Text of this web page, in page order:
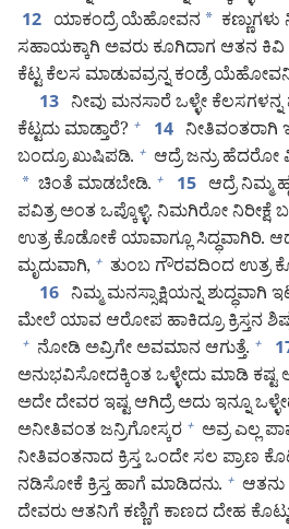
12 ಯಾಕಂದ್ರೆ ಯೆಹೋವನ *
ಸಹಾಯಕ್ಕಾಗಿ ಅವರು ಕೂಗಿದಾಗ ಆತನ ಕಿವಿ
ಕೆಟ್ಟ ಕೆಲಸ ಮಾಡುವವ್ರನ್ನ ಕಂಡ್ರೆ
13 ನೀವು ಮನಸಾರೆ ಒಳ್ಳೇ
ಕೆಟ್ಟದು ಮಾಡ್ತಾರೆ? + 14 ನೀತಿವಂತರಾಗಿ
ಬಂದ್ರೂ ಖುಷಿಪಡಿ. + ಆದ್ರೆ ಜನ್ರು ಹೆದರೋ
* ಚಿಂತೆ ಮಾಡಬೇಡಿ. + 15 ಆದ್ರೆ ನಿಮ್ಮ
ಪವಿತ್ರ ಅಂತ ಒಪ್ಕೊಳ್ಳಿ. ನಿಮಗಿರೋ ನಿರೀಕ್ಷೆ
ಉತ್ರ ಕೊಡೋಕೆ ಯಾವಾಗ್ಲೂ ಸಿದ್ಧವಾಗಿರಿ.
ಮೃದುವಾಗಿ, + ತುಂಬ ಗೌರವದಿಂದ ಉತ್ರ
16 ನಿಮ್ಮ ಮನಸ್ಸಾಕ್ಷಿಯನ್ನ ಶುದ್ಧವಾಗಿ
ಮೇಲೆ ಯಾವ ಆರೋಪ ಹಾಕಿದ್ರೂ ಕ್ರಿಸ್ತನ
+ ನೋಡಿ ಅವ್ರಿಗೇ ಅವಮಾನ ಆಗುತ್ತೆ. +
ಅನುಭವಿಸೋದಕ್ಕಿಂತ ಒಳ್ಳೇದು ಮಾಡಿ ಕಷ್ಟ
ಅದೇ ದೇವರ ಇಷ್ಟ ಆಗಿದ್ರೆ ಅದು ಇನ್ನೂ
ಅನೀತಿವಂತ ಜನ್ರಿಗೋಸ್ಕರ + ಅವ್ರ ಎಲ್ಲ
ನೀತಿವಂತನಾದ ಕ್ರಿಸ್ತ ಒಂದೇ ಸಲ ಪ್ರಾಣ
ನಡಿಸೋಕೆ ಕ್ರಿಸ್ತ ಹಾಗೆ ಮಾಡಿದನು. + ಆತನು
ದೇವರು ಆತನಿಗೆ ಕಣ್ಣಿಗೆ ಕಾಣದ ದೇಹ